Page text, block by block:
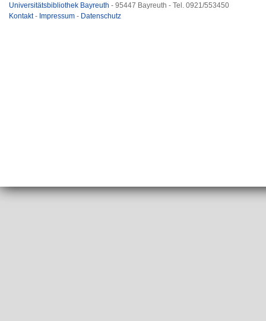
Universitätsbibliothek Bayreuth - 95447 Bayreuth - Tel. 0921/553450
Kontakt- Impressum - Datenschutz